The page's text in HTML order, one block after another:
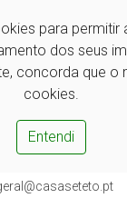
para permitir
dos seus
concorda que o
cookies.
Entendi